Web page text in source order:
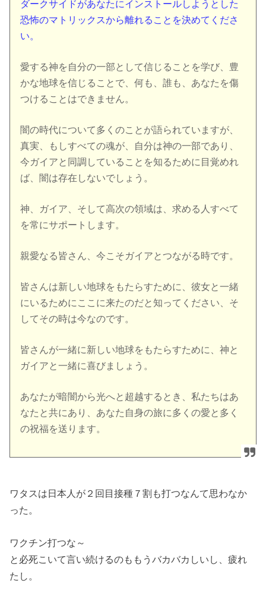
ダークサイドがあなたにインストールしようとした
恐怖のマトリックスから離れることを決めてくださ
い。
愛する神を自分の一部として信じることを学び、豊
かな地球を信じることで、何も、誰も、あなたを傷
つけることはできません。
闇の時代について多くのことが語られていますが、
真実、もしすべての魂が、自分は神の一部であり、
今ガイアと同調していることを知るために目覚めれ
ば、闇は存在しないでしょう。
神、ガイア、そして高次の領域は、求める人すべて
を常にサポートします。
親愛なる皆さん、今こそガイアとつながる時です。
皆さんは新しい地球をもたらすために、彼女と一緒
にいるためにここに来たのだと知ってください、そ
してその時は今なのです。
皆さんが一緒に新しい地球をもたらすために、神と
ガイアと一緒に喜びましょう。
あなたが暗闇から光へと超越するとき、私たちはあ
なたと共にあり、あなた自身の旅に多くの愛と多く
の祝福を送ります。
ワタスは日本人が２回目接種７割も打つなんて思わなか
った。
ワクチン打つな～
と必死こいて言い続けるのももうバカバカしいし、疲れ
たし。